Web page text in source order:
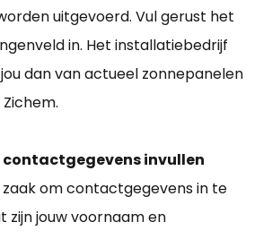
uitgevoerd. Vul gerust het
in. Het installatiebedrijf
dan van actueel zonnepanelen
contactgegevens invullen
zaak om contactgegevens in te
zijn jouw voornaam en